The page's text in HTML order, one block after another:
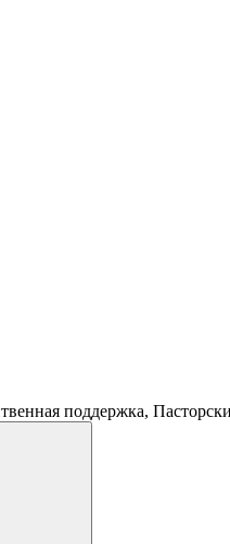
поддержка,